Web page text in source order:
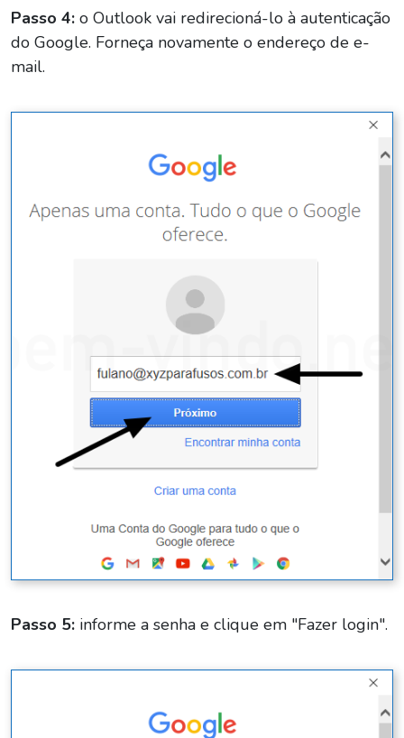
Passo 4: o Outlook vai redirecioná-lo à autenticação
do Google. Forneça novamente o endereço de e-
mail.
Passo 5: informe a senha e clique em "Fazer login".